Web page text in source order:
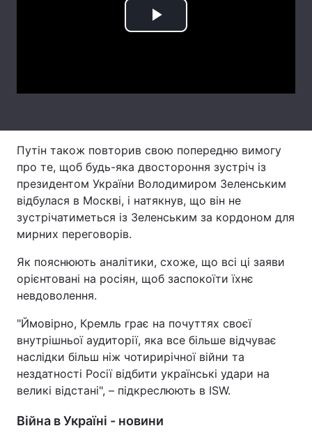
Тема оформлення
Play
Путін також повторив свою попередню вимогу
про те, щоб будь-яка двостороння зустріч із
президентом України Володимиром Зеленським
відбулася в Москві, і натякнув, що він не
зустрічатиметься із Зеленським за кордоном для
мирних переговорів.
Як пояснюють аналітики, схоже, що всі ці заяви
орієнтовані на росіян, щоб заспокоїти їхнє
невдоволення.
"Ймовірно, Кремль грає на почуттях своєї
внутрішньої аудиторії, яка все більше відчуває
наслідки більш ніж чотирирічної війни та
нездатності Росії відбити українські удари на
великі відстані", – підкреслюють в ISW.
Війна в Україні - новини